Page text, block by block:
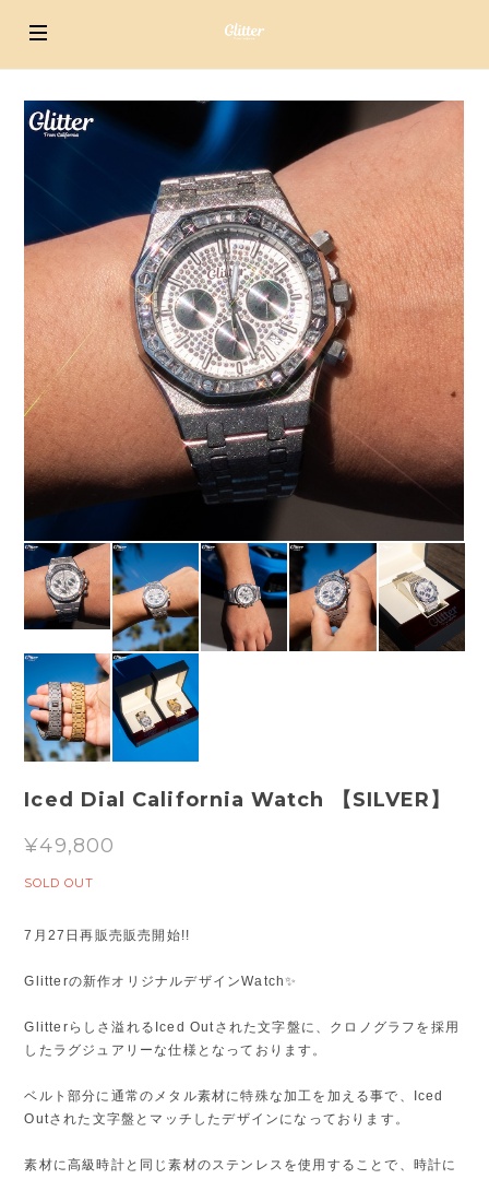
Iced Dial California Watch 【SILVER】
¥49,800
SOLD OUT
7月27日再販売販売開始!!
Glitterの新作オリジナルデザインWatch✨
Glitterらしさ溢れるIced Outされた文字盤に、クロノグラフを採用
したラグジュアリーな仕様となっております。
ベルト部分に通常のメタル素材に特殊な加工を加える事で、Iced
Outされた文字盤とマッチしたデザインになっております。
素材に高級時計と同じ素材のステンレスを使用することで、時計に